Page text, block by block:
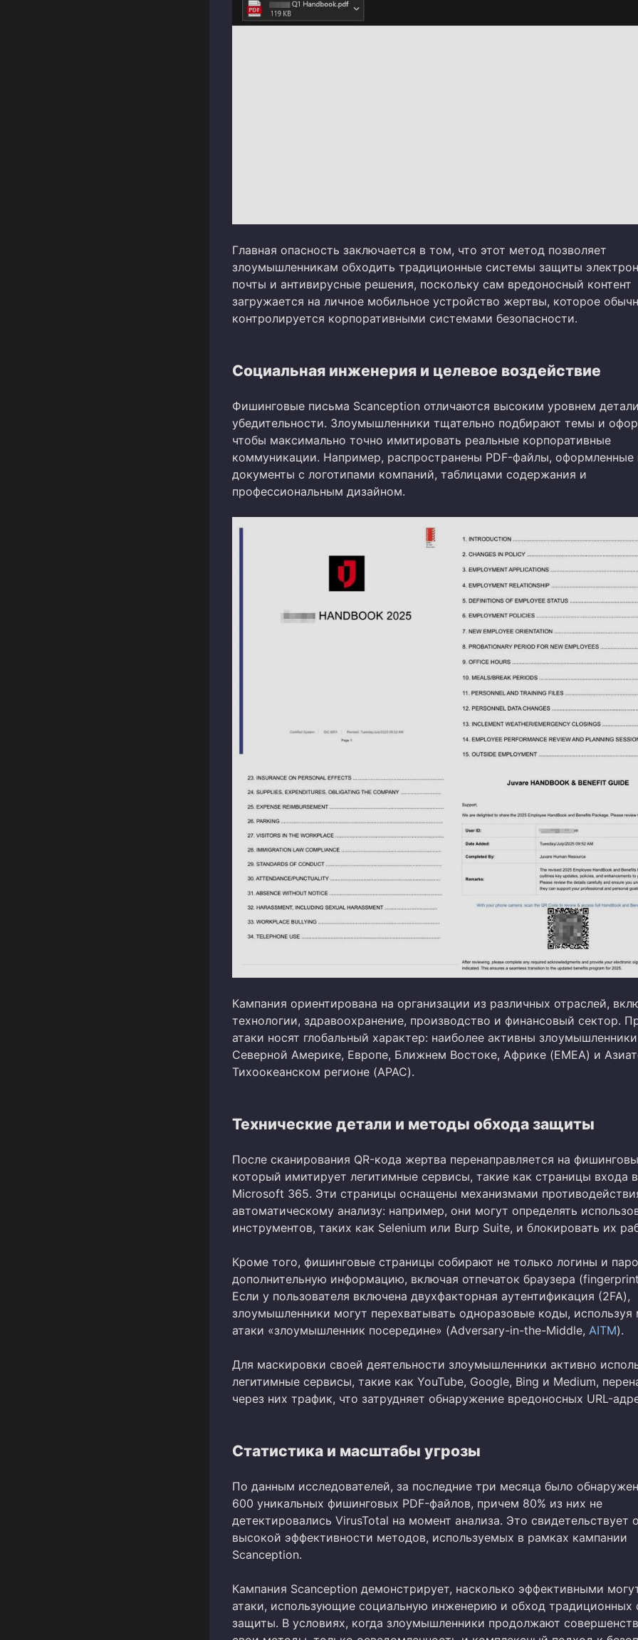
Главная опасность заключается в том, что этот метод позволяет
злоумышленникам обходить традиционные системы защиты
почты и антивирусные решения, поскольку сам вредоносный контент
загружается на личное мобильное устройство жертвы, которое
контролируется корпоративными системами безопасности.
Социальная инженерия и целевое воздействие
Фишинговые письма Scanception отличаются высоким уровнем
убедительности. Злоумышленники тщательно подбирают темы и
чтобы максимально точно имитировать реальные корпоративные
коммуникации. Например, распространены PDF-файлы, оформленные
документы с логотипами компаний, таблицами содержания и
профессиональным дизайном.
Кампания ориентирована на организации из различных отраслей,
технологии, здравоохранение, производство и финансовый сектор.
атаки носят глобальный характер: наиболее активны
Северной Америке, Европе, Ближнем Востоке, Африке (EMEA) и
Тихоокеанском регионе (APAC).
Технические детали и методы обхода защиты
После сканирования QR-кода жертва перенаправляется на
который имитирует легитимные сервисы, такие как страницы входа в
Microsoft 365. Эти страницы оснащены механизмами
автоматическому анализу: например, они могут определять
инструментов, таких как Selenium или Burp Suite, и блокировать их
Кроме того, фишинговые страницы собирают не только логины и
дополнительную информацию, включая отпечаток браузера
Если у пользователя включена двухфакторная аутентификация (2FA),
злоумышленники могут перехватывать одноразовые коды,
атаки «злоумышленник посередине» (Adversary-in-the-Middle, AITM).
Для маскировки своей деятельности злоумышленники активно
легитимные сервисы, такие как YouTube, Google, Bing и Medium,
через них трафик, что затрудняет обнаружение вредоносных URL-
Статистика и масштабы угрозы
По данным исследователей, за последние три месяца было
600 уникальных фишинговых PDF-файлов, причем 80% из них не
детектировались VirusTotal на момент анализа. Это свидетельствует о
высокой эффективности методов, используемых в рамках кампании
Scanception.
Кампания Scanception демонстрирует, насколько эффективными
атаки, использующие социальную инженерию и обход традиционных
защиты. В условиях, когда злоумышленники продолжают